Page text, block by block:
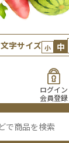
文字サイズ 小 中
ログイン
会員登録